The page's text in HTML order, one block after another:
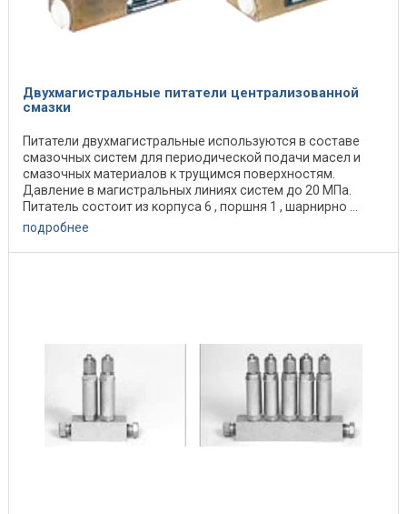
Двухмагистральные питатели централизованной
смазки
Питатели двухмагистральные используются в составе
смазочных систем для периодической подачи масел и
смазочных материалов к трущимся поверхностям.
Давление в магистральных линиях систем до 20 МПа.
Питатель состоит из корпуса 6 , поршня 1 , шарнирно ...
подробнее